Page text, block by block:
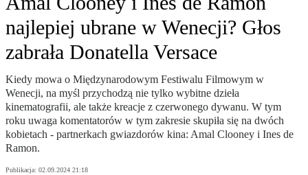
najlepiej ubrane w Wenecji? Głos
zabrała Donatella Versace
Kiedy mowa o Międzynarodowym Festiwalu Filmowym w
Wenecji, na myśl przychodzą nie tylko wybitne dzieła
kinematografii, ale także kreacje z czerwonego dywanu. W tym
roku uwaga komentatorów w tym zakresie skupiła się na dwóch
kobietach - partnerkach gwiazdorów kina: Amal Clooney i Ines de
Ramon.
Publikacja: 02.09.2024 21:18